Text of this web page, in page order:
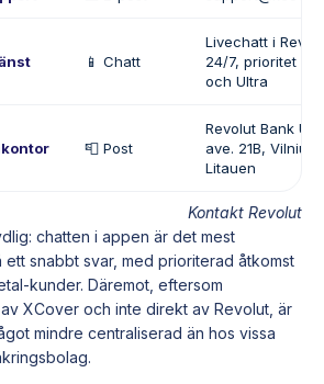
📱 Chatt
Livechatt i
24/7, prioritet för
och Ultra
📮 Post
Revolut Bank
ave. 21B,
Litauen
Kontakt Revolut
chatten i appen är det mest
snabbt svar, med prioriterad åtkomst
kunder. Däremot, eftersom
XCover och inte direkt av Revolut, är
mindre centraliserad än hos vissa